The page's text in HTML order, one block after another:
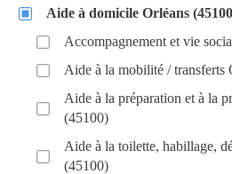
Aide à domicile Orléans
Accompagnement et vie
Aide à la mobilité / transferts
Aide à la préparation et à la
(45100)
Aide à la toilette, habillage,
(45100)